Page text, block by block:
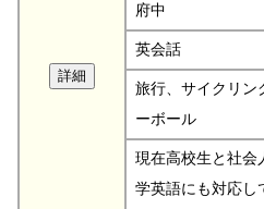
府中
英会話
旅行、サイクリン
ーボール
現在高校生と社会
学英語にも対応し